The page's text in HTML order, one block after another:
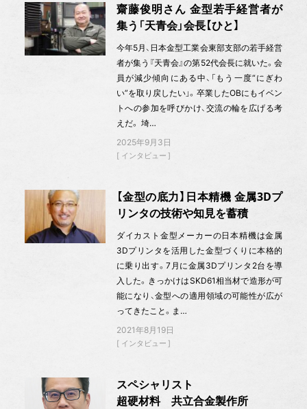
齋藤俊明さん 金型若手経営者が
集う「天青会」会長【ひと】
今年5月、日本金型工業会東部支部の若手経営
者が集う『天青会』の第52代会長に就いた。会
員が減少傾向にある中、「もう一度“にぎわ
い”を取り戻したい」。卒業したOBにもイベン
トへの参加を呼びかけ、交流の輪を広げる考
えだ。 埼…
2025年9月3日
インタビュー
【金型の底力】日本精機 金属3Dプ
リンタの技術や知見を蓄積
ダイカスト金型メーカーの日本精機は金属
3Dプリンタを活用した金型づくりに本格的
に乗り出す。7月に金属3Dプリンタ2台を導
入した。きっかけはSKD61相当材で造形が可
能になり、金型への適用領域の可能性が広が
ってきたこと。ま…
2021年8月19日
インタビュー
スペシャリスト
超硬材料 共立合金製作所